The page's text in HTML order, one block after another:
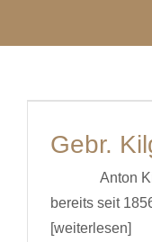
Gebr.
Anton
bereits seit
[weiterlesen]